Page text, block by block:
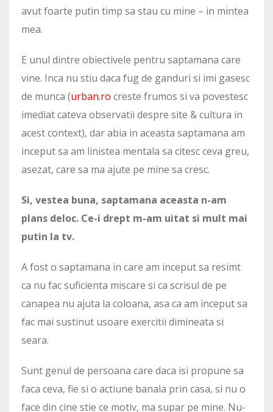
avut foarte putin timp sa stau cu mine – in mintea
mea.
E unul dintre obiectivele pentru saptamana care
vine. Inca nu stiu daca fug de ganduri si imi gasesc
de munca (urban.ro creste frumos si va povestesc
imediat cateva observatii despre site & cultura in
acest context), dar abia in aceasta saptamana am
inceput sa am linistea mentala sa citesc ceva greu,
asezat, care sa ma ajute pe mine sa cresc.
Si, vestea buna, saptamana aceasta n-am
plans deloc. Ce-i drept m-am uitat si mult mai
putin la tv.
A fost o saptamana in care am inceput sa resimt
ca nu fac suficienta miscare si ca scrisul de pe
canapea nu ajuta la coloana, asa ca am inceput sa
fac mai sustinut usoare exercitii dimineata si
seara.
Sunt genul de persoana care daca isi propune sa
faca ceva, fie si o actiune banala prin casa, si nu o
face din cine stie ce motiv, ma supar pe mine. Nu-